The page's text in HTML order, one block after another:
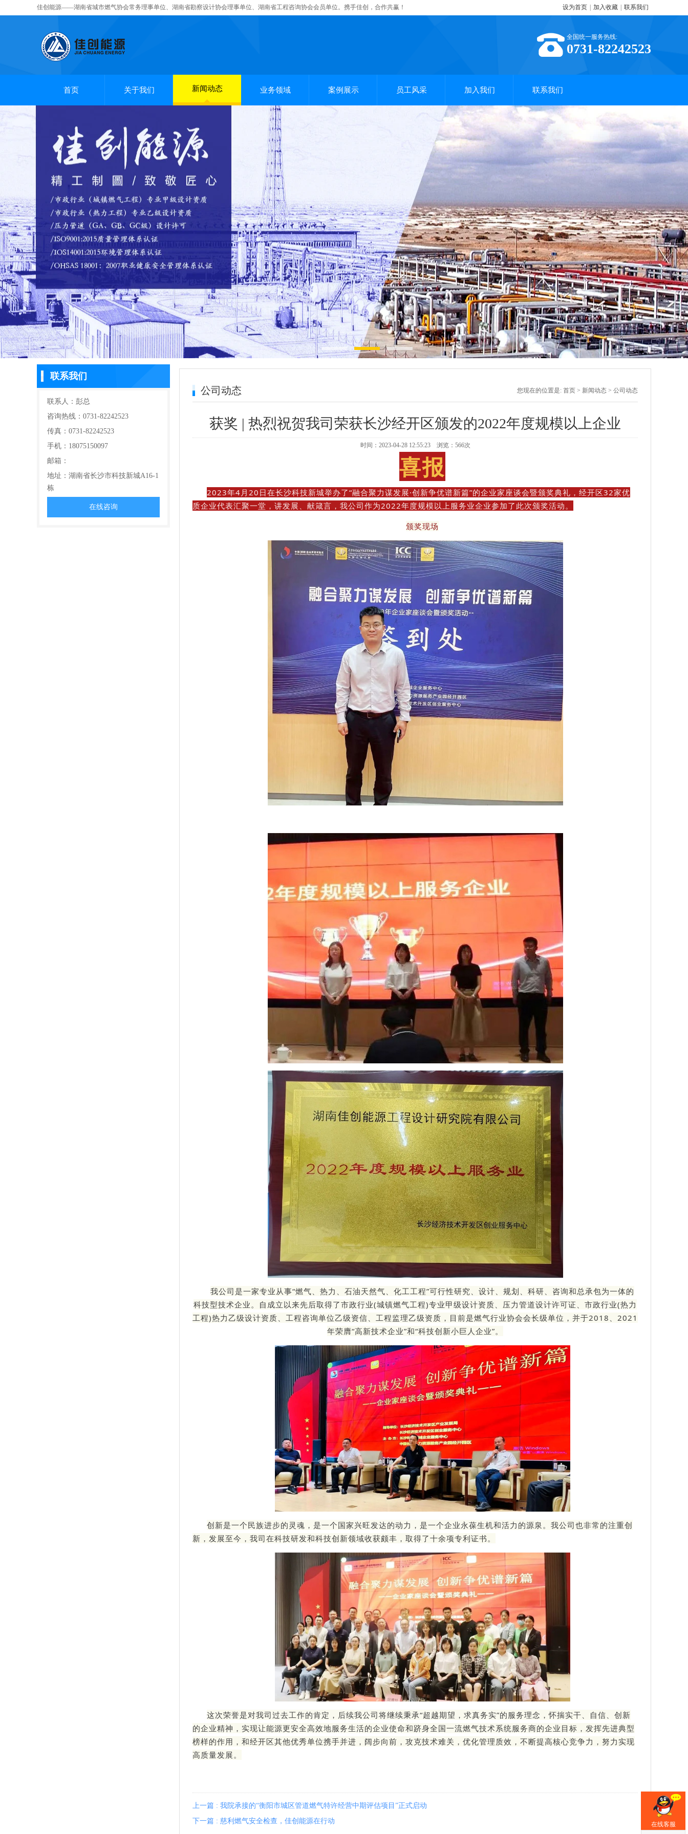
佳创能源——湖南省城市燃气协会常务理事单位、湖南省勘察设计协会理事单位、湖南省工程咨询协会会员单位。携手佳创，合作共赢！ 设为首页 加入收藏 联系我们
全国统一服务热线:
0731-82242523
首页 关于我们 新闻动态 业务领域 案例展示 员工风采 加入我们 联系我们
联系我们
联系人：彭总
咨询热线：0731-82242523
传真：0731-82242523
手机：18075150097
邮箱：
地址：湖南省长沙市科技新城A16-1
栋
在线咨询
公司动态 您现在的位置是: 首页 > 新闻动态 > 公司动态
获奖 | 热烈祝贺我司荣获长沙经开区颁发的2022年度规模以上企业
时间：2023-04-28 12:55:23 浏览： 566次
喜报
2023年4月20日在长沙科技新城举办了“融合聚力谋发展·创新争优谱新篇”的企业家座谈会暨颁奖典礼，经开区32家优
质企业代表汇聚一堂，讲发展、献箴言，我公司作为2022年度规模以上服务业企业参加了此次颁奖活动。
颁奖现场
我公司是一家专业从事“燃气、热力、石油天然气、化工工程”可行性研究、设计、规划、科研、咨询和总承包为一体的
科技型技术企业。自成立以来先后取得了市政行业(城镇燃气工程)专业甲级设计资质、压力管道设计许可证、市政行业(热力
工程)热力乙级设计资质、工程咨询单位乙级资信、工程监理乙级资质，目前是燃气行业协会会长级单位，并于2018、2021
年荣膺“高新技术企业”和“科技创新小巨人企业”。
创新是一个民族进步的灵魂，是一个国家兴旺发达的动力，是一个企业永葆生机和活力的源泉。我公司也非常的注重创
新，发展至今，我司在科技研发和科技创新领域收获颇丰，取得了十余项专利证书。
这次荣誉是对我司过去工作的肯定，后续我公司将继续秉承“超越期望，求真务实”的服务理念，怀揣实干、自信、创新
的企业精神，实现让能源更安全高效地服务生活的企业使命和跻身全国一流燃气技术系统服务商的企业目标，发挥先进典型
榜样的作用，和经开区其他优秀单位携手并进，阔步向前，攻克技术难关，优化管理质效，不断提高核心竞争力，努力实现
高质量发展。
上一篇 : 我院承接的“衡阳市城区管道燃气特许经营中期评估项目”正式启动
下一篇 : 慈利燃气安全检查，佳创能源在行动
在线客服